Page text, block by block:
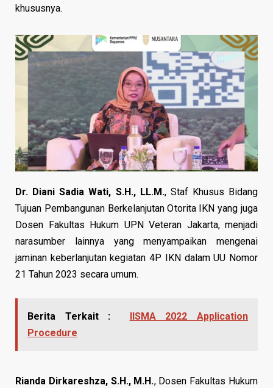
khususnya.
Dr. Diani Sadia Wati, S.H., LL.M., Staf Khusus Bidang
Tujuan Pembangunan Berkelanjutan Otorita IKN yang juga
Dosen Fakultas Hukum UPN Veteran Jakarta, menjadi
narasumber lainnya yang menyampaikan mengenai
jaminan keberlanjutan kegiatan 4P IKN dalam UU Nomor
21 Tahun 2023 secara umum.
Berita Terkait :
IISMA 2022 Application
Procedure
Rianda Dirkareshza, S.H., M.H., Dosen Fakultas Hukum